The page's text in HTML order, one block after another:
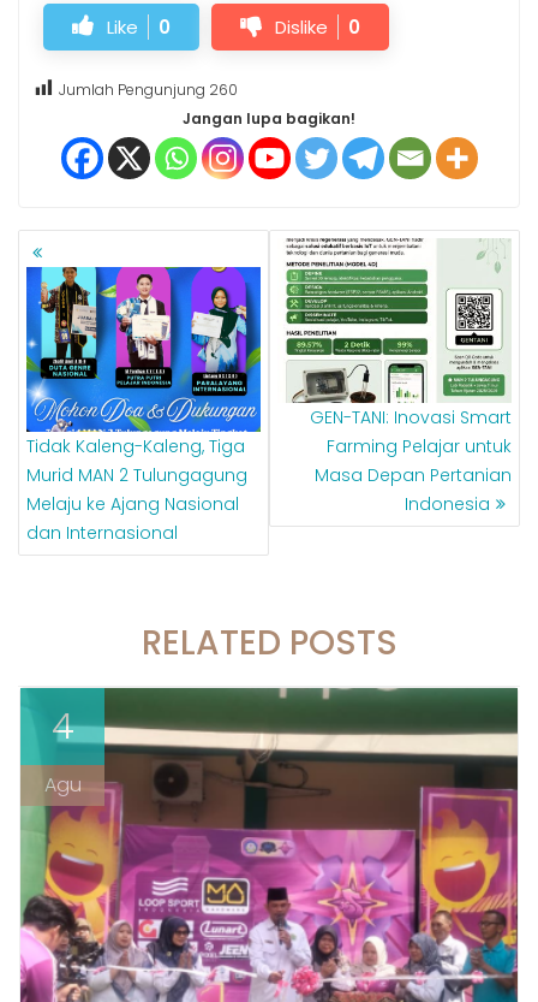
Like 0 Dislike 0
Jumlah Pengunjung 260
Jangan lupa bagikan!
NAVIGASI
POS
Tidak Kaleng-Kaleng, Tiga
Murid MAN 2 Tulungagung
Melaju ke Ajang Nasional
dan Internasional
GEN-TANI: Inovasi Smart
Farming Pelajar untuk
Masa Depan Pertanian
Indonesia
RELATED POSTS
4
Agu